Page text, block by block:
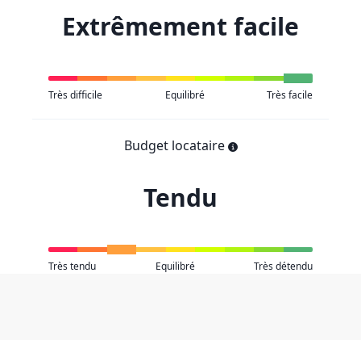
Extrêmement facile
Très difficile Equilibré Très facile
Budget locataire
Tendu
Très tendu Equilibré Très détendu